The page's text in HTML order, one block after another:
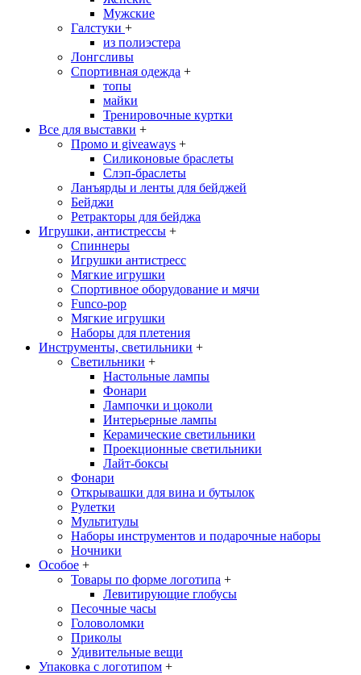
Мужские
Галстуки +
из полиэстера
Лонгсливы
Спортивная одежда +
топы
майки
Тренировочные куртки
Все для выставки +
Промо и giveaways +
Силиконовые браслеты
Cлэп-браслеты
Ланъярды и ленты для бейджей
Бейджи
Ретракторы для бейджа
Игрушки, антистрессы +
Спиннеры
Игрушки антистресс
Мягкие игрушки
Спортивное оборудование и мячи
Funco-pop
Мягкие игрушки
Наборы для плетения
Инструменты, светильники +
Светильники +
Настольные лампы
Фонари
Лампочки и цоколи
Интерьерные лампы
Керамические светильники
Проекционные светильники
Лайт-боксы
Фонари
Открывашки для вина и бутылок
Рулетки
Мультитулы
Наборы инструментов и подарочные наборы
Ночники
Особое +
Товары по форме логотипа +
Левитирующие глобусы
Песочные часы
Головоломки
Приколы
Удивительные вещи
Упаковка с логотипом +